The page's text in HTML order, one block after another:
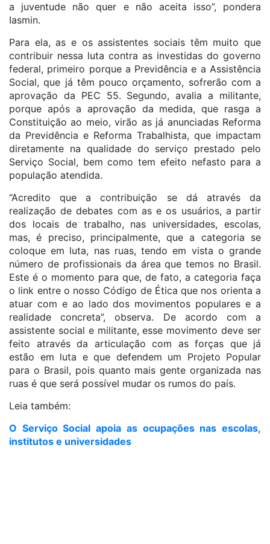
a juventude não quer e não aceita isso”, pondera
Iasmin.
Para ela, as e os assistentes sociais têm muito que
contribuir nessa luta contra as investidas do governo
federal, primeiro porque a Previdência e a Assistência
Social, que já têm pouco orçamento, sofrerão com a
aprovação da PEC 55. Segundo, avalia a militante,
porque após a aprovação da medida, que rasga a
Constituição ao meio, virão as já anunciadas Reforma
da Previdência e Reforma Trabalhista, que impactam
diretamente na qualidade do serviço prestado pelo
Serviço Social, bem como tem efeito nefasto para a
população atendida.
“Acredito que a contribuição se dá através da
realização de debates com as e os usuários, a partir
dos locais de trabalho, nas universidades, escolas,
mas, é preciso, principalmente, que a categoria se
coloque em luta, nas ruas, tendo em vista o grande
número de profissionais da área que temos no Brasil.
Este é o momento para que, de fato, a categoria faça
o link entre o nosso Código de Ética que nos orienta a
atuar com e ao lado dos movimentos populares e a
realidade concreta”, observa. De acordo com a
assistente social e militante, esse movimento deve ser
feito através da articulação com as forças que já
estão em luta e que defendem um Projeto Popular
para o Brasil, pois quanto mais gente organizada nas
ruas é que será possível mudar os rumos do país.
Leia também:
O Serviço Social apoia as ocupações nas escolas,
institutos e universidades